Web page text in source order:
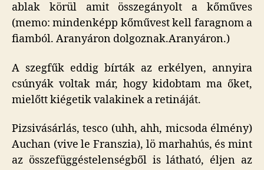
ablak körül amit összegányolt a kőműves
(memo: mindenképp kőművest kell faragnom a
fiamból. Aranyáron dolgoznak.Aranyáron.)
A szegfűk eddig bírták az erkélyen, annyira
csúnyák voltak már, hogy kidobtam ma őket,
mielőtt kiégetik valakinek a retináját.
Pizsivásárlás, tesco (uhh, ahh, micsoda élmény)
Auchan (vive le Franszia), lö marhahús, és mint
az összefüggéstelenségből is látható, éljen az